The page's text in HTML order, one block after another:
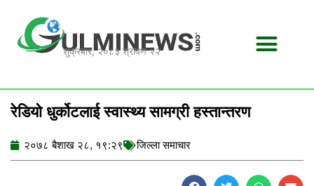
content
शुक्रबार, २०८३ श्रावण २२
रेडियो धुर्कोटलाई स्वास्थ्य सामग्री हस्तान्तरण
२०७८ बैशाख २८, १९:२९ जिल्ला समाचार